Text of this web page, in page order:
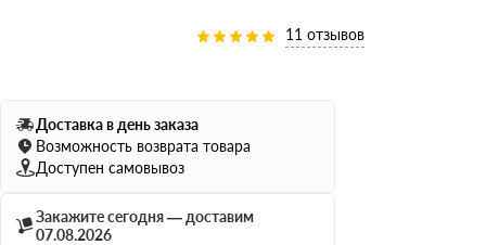
Ультратонкий
75 мм
100 мм
Н Оптима
11 отзывов
Доставка в день заказа
Возможность возврата товара
Доступен самовывоз
Закажите сегодня — доставим
07.08.2026